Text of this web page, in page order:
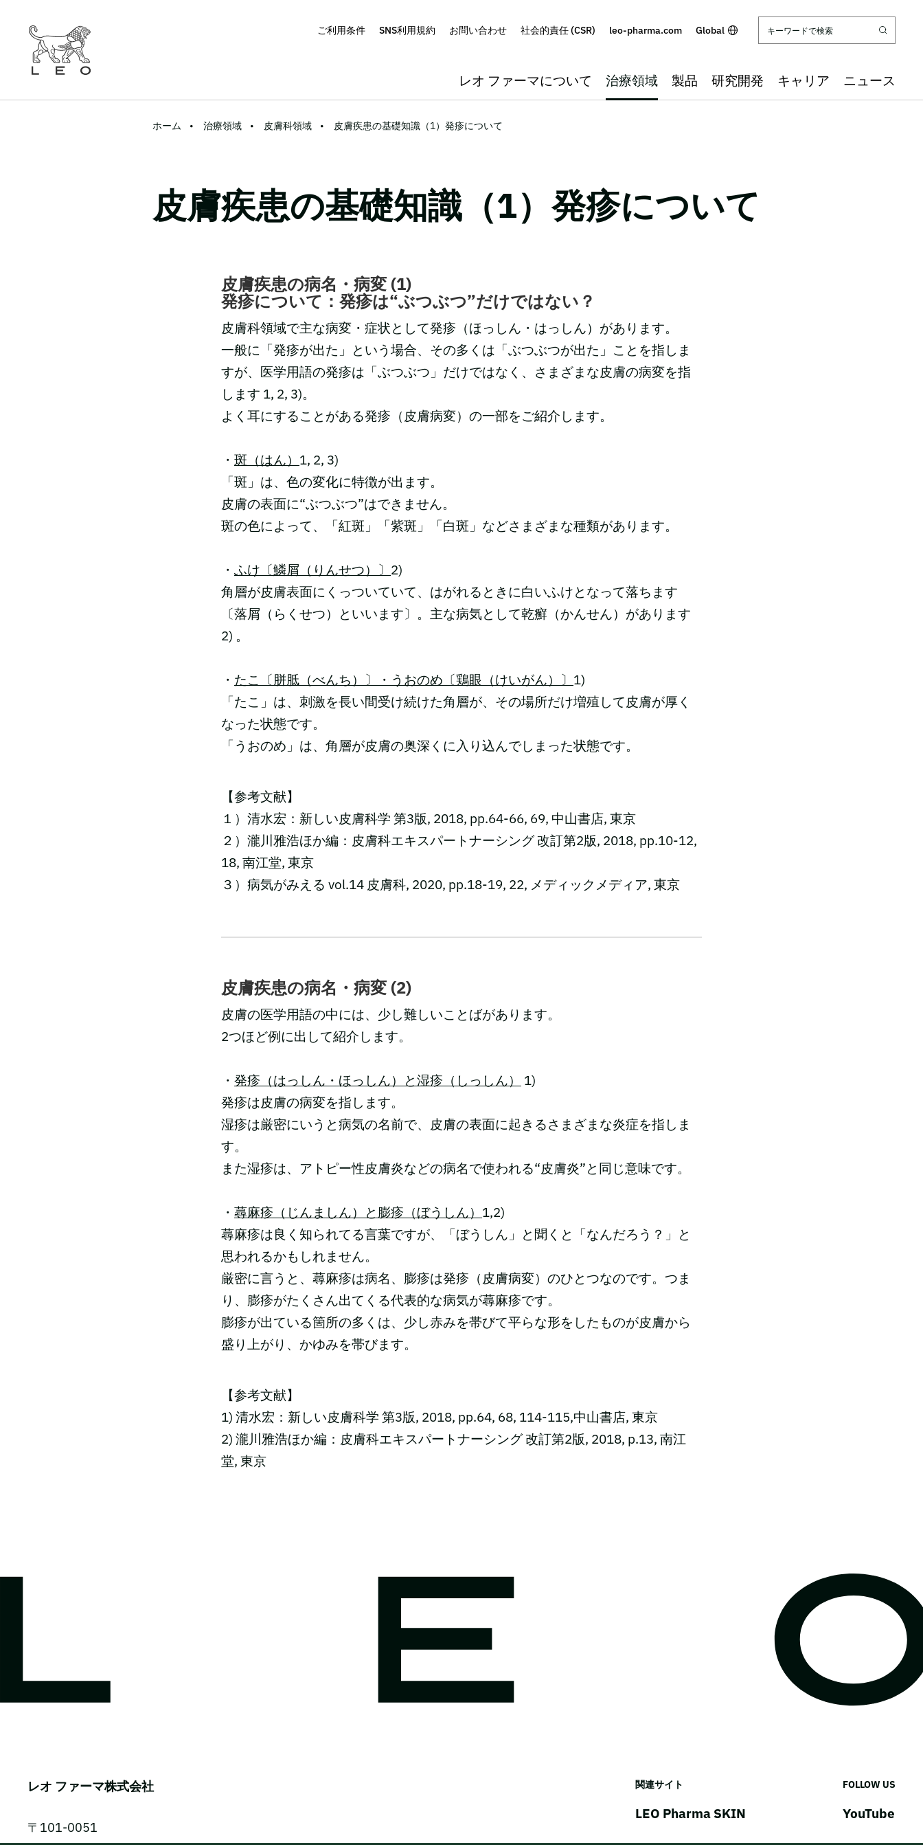
ご利用条件 SNS利用規約 お問い合わせ 社会的責任 (CSR) leo-pharma.com Global
レオ ファーマについて 治療領域 製品 研究開発 キャリア ニュース
ホーム 治療領域 皮膚科領域 皮膚疾患の基礎知識（1）発疹について
皮膚疾患の基礎知識（1）発疹について
皮膚疾患の病名・病変 (1)
発疹について：発疹は“ぶつぶつ”だけではない？
皮膚科領域で主な病変・症状として発疹（ほっしん・はっしん）があります。
一般に「発疹が出た」という場合、その多くは「ぶつぶつが出た」ことを指しま
すが、医学用語の発疹は「ぶつぶつ」だけではなく、さまざまな皮膚の病変を指
します 1, 2, 3)。
よく耳にすることがある発疹（皮膚病変）の一部をご紹介します。
・ 斑（はん） 1, 2, 3)
「斑」は、色の変化に特徴が出ます。
皮膚の表面に“ぶつぶつ”はできません。
斑の色によって、「紅斑」「紫斑」「白斑」などさまざまな種類があります。
・ ふけ〔鱗屑（りんせつ）〕 2)
角層が皮膚表面にくっついていて、はがれるときに白いふけとなって落ちます
〔落屑（らくせつ）といいます〕。主な病気として乾癬（かんせん）があります
2) 。
・ たこ〔胼胝（べんち）〕・うおのめ〔鶏眼（けいがん）〕 1)
「たこ」は、刺激を長い間受け続けた角層が、その場所だけ増殖して皮膚が厚く
なった状態です。
「うおのめ」は、角層が皮膚の奥深くに入り込んでしまった状態です。
【参考文献】
１）清水宏：新しい皮膚科学 第3版, 2018, pp.64-66, 69, 中山書店, 東京
２）瀧川雅浩ほか編：皮膚科エキスパートナーシング 改訂第2版, 2018, pp.10-12,
18, 南江堂, 東京
３）病気がみえる vol.14 皮膚科, 2020, pp.18-19, 22, メディックメディア, 東京
皮膚疾患の病名・病変 (2)
皮膚の医学用語の中には、少し難しいことばがあります。
2つほど例に出して紹介します。
・ 発疹（はっしん・ほっしん）と湿疹（しっしん）
1)
発疹は皮膚の病変を指します。
湿疹は厳密にいうと病気の名前で、皮膚の表面に起きるさまざまな炎症を指しま
す。
また湿疹は、アトピー性皮膚炎などの病名で使われる“皮膚炎”と同じ意味です。
・ 蕁麻疹（じんましん）と膨疹（ぼうしん） 1,2)
蕁麻疹は良く知られてる言葉ですが、「ぼうしん」と聞くと「なんだろう？」と
思われるかもしれません。
厳密に言うと、蕁麻疹は病名、膨疹は発疹（皮膚病変）のひとつなのです。つま
り、膨疹がたくさん出てくる代表的な病気が蕁麻疹です。
膨疹が出ている箇所の多くは、少し赤みを帯びて平らな形をしたものが皮膚から
盛り上がり、かゆみを帯びます。
【参考文献】
1) 清水宏：新しい皮膚科学 第3版, 2018, pp.64, 68, 114-115,中山書店, 東京
2) 瀧川雅浩ほか編：皮膚科エキスパートナーシング 改訂第2版, 2018, p.13, 南江
堂, 東京
レオ ファーマ株式会社
〒101-0051
関連サイト
LEO Pharma SKIN
FOLLOW US
YouTube